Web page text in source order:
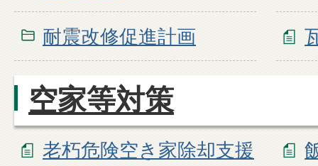
耐震改修促進計画
空家等対策
老朽危険空き家除却支援